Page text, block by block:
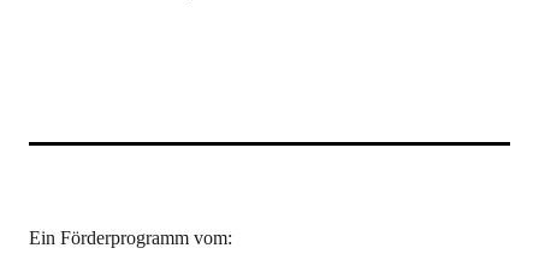
Ein Förderprogramm vom: